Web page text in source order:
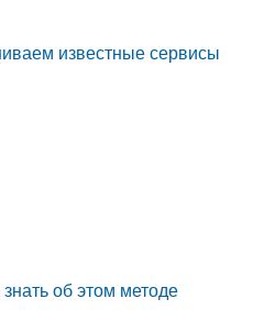
известные сервисы
об этом методе